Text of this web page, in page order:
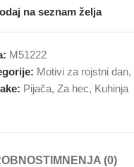
na seznam želja
M51222
Motivi za rojstni dan,
Pijača, Za hec, Kuhinja
MNENJA (0)